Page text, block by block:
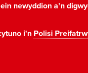
newyddion a'n
i'n Polisi